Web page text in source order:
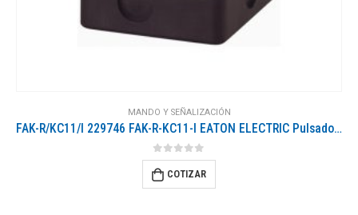
MANDO Y SEÑALIZACIÓN
FAK-R/KC11/I 229746 FAK-R-KC11-I EATON ELECTRIC Pulsador de Pie/Mano 1 NO + 1 NC Base Negra Parte superior g..
0out of 5
COTIZAR